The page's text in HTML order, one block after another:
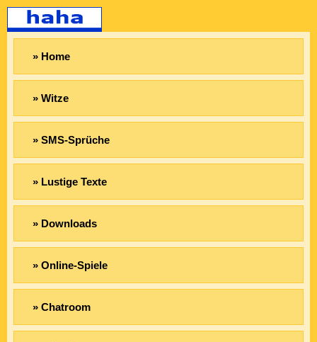
» Home
» Witze
» SMS-Sprüche
» Lustige Texte
» Downloads
» Online-Spiele
» Chatroom